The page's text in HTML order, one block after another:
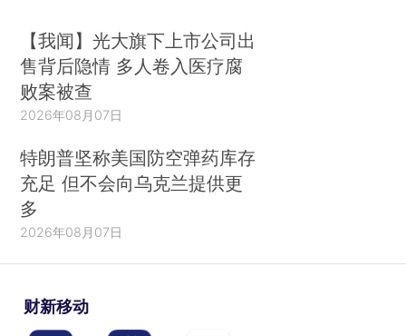
【我闻】光大旗下上市公司出
售背后隐情 多人卷入医疗腐
败案被查
2026年08月07日
特朗普坚称美国防空弹药库存
充足 但不会向乌克兰提供更
多
2026年08月07日
财新移动